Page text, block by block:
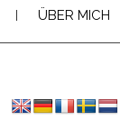
ÜBER MICH